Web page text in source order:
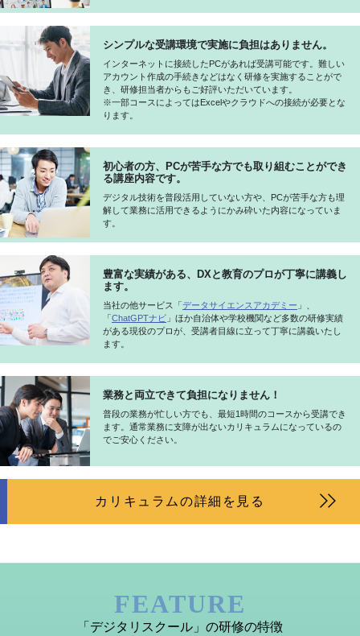
シンプルな受講環境で実施に負担はありません。
インターネットに接続したPCがあれば受講可能です。難しい
アカウント作成の手続きなどはなく研修を実施することがで
き、研修担当者からもご好評いただいています。
※一部コースによってはExcelやクラウドへの接続が必要とな
ります。
初心者の方、PCが苦手な方でも取り組むことができ
る講座内容です。
デジタル技術を普段活用していない方や、PCが苦手な方も理
解して業務に活用できるようにかみ砕いた内容になっていま
す。
豊富な実績がある、DXと教育のプロが丁寧に講義し
ます。
当社の他サービス「 データサイエンスアカデミー 」、
「 ChatGPTナビ 」ほか自治体や学校機関など多数の研修実績
がある現役のプロが、受講者目線に立って丁寧に講義いたし
ます。
業務と両立できて負担になりません！
普段の業務が忙しい方でも、最短1時間のコースから受講でき
ます。通常業務に支障が出ないカリキュラムになっているの
でご安心ください。
カリキュラムの詳細を見る
FEATURE
「デジタリスクール」の研修の特徴